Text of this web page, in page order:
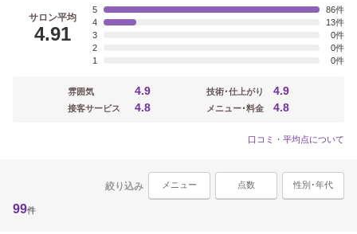
サロン平均
4.91
5
86
4
13
3
0
2
0
1
0
雰囲気 4.9
接客サービス 4.8
技術･仕上がり 4.9
メニュー･料金 4.8
口コミ・平均点について
絞り込み メニュー 点数 性別･年代
99件